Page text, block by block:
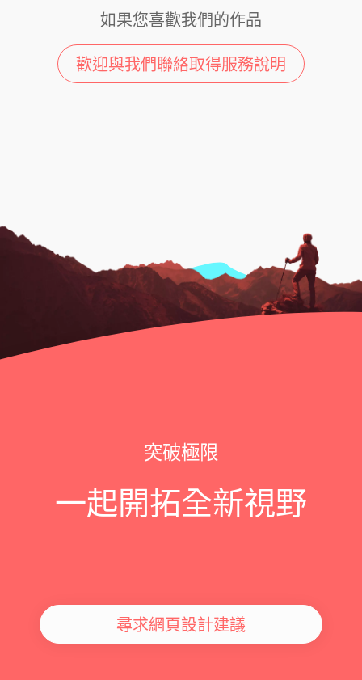
如果您喜歡我們的作品
歡迎與我們聯絡取得服務說明
突破極限
一起開拓全新視野
尋求網頁設計建議